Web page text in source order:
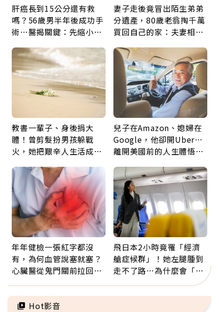
肝癌長到15公分還有救
嗎？56歲男半年後成功手
術…醫揭關鍵：先縮小腫
妻子走後竟冒出陌生弟弟
分遺產，80歲老翁掏千萬
買回自己的家：夫妻相守
教書一輩子、身後捐大
體！曾剪髮扮男孩躲戰
火，她把艱辛人生活成風
福
兒子在Amazon、媳婦在
Google，他卻開Uber…
離開美國前的人生體悟：
年年健檢一張紅字都沒
有，為何血管說塞就塞？
心臟醫從鬼門關前拉回病
字
飛日本2小時竟罹「經濟
艙症候群」！她左腿腫到
走不了路…為什麼會「靜
脈血栓」？醫示警7種人
注意
Hot影音